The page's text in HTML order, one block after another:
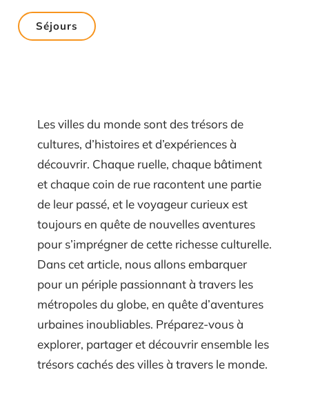
Séjours
Les villes du monde sont des trésors de
cultures, d’histoires et d’expériences à
découvrir. Chaque ruelle, chaque bâtiment
et chaque coin de rue racontent une partie
de leur passé, et le voyageur curieux est
toujours en quête de nouvelles aventures
pour s’imprégner de cette richesse culturelle.
Dans cet article, nous allons embarquer
pour un périple passionnant à travers les
métropoles du globe, en quête d’aventures
urbaines inoubliables. Préparez-vous à
explorer, partager et découvrir ensemble les
trésors cachés des villes à travers le monde.